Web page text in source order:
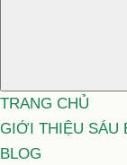
TRANG CHỦ
GIỚI THIỆU SÁU
BLOG